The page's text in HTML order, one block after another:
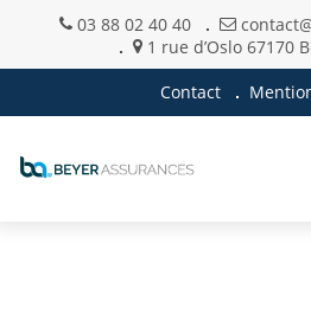
03 88 02 40 40
1 rue d’Oslo 67170
Contact